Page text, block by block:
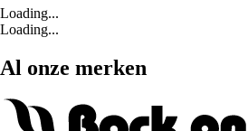
Loading...
Loading...
Al onze merken